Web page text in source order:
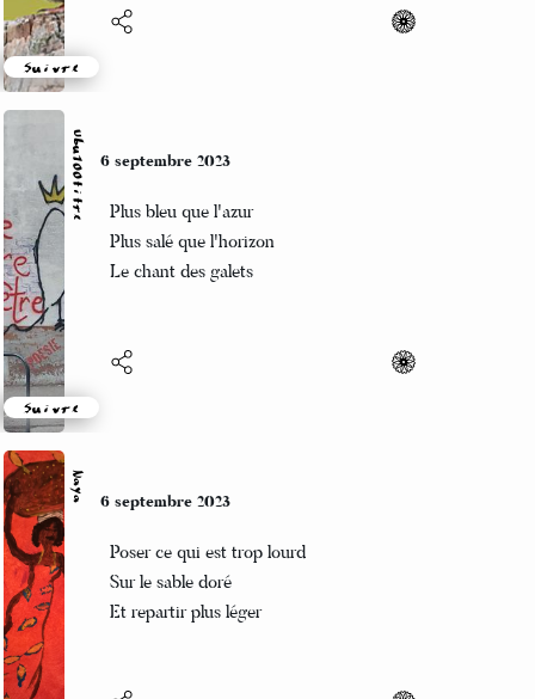
Suivre
Ubu100titre
Suivre
6 septembre 2023
Plus bleu que l'azur
Plus salé que l'horizon
Le chant des galets
Naya 6 septembre 2023
Poser ce qui est trop lourd
Sur le sable doré
Et repartir plus léger